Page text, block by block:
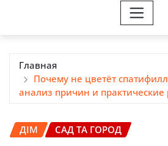
Главная
Почему не цветёт
анализ причин и
ДІМ САД ТА ГОРОД